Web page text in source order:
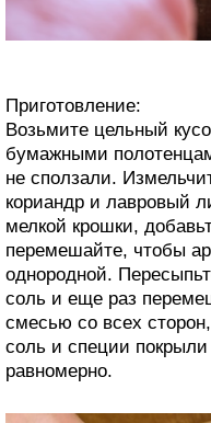
Приготовление:
Возьмите цельный
бумажными
не сползали.
кориандр и лавровый
мелкой крошки,
перемешайте, чтобы
однородной.
соль и еще раз
смесью со всех
соль и специи покрыли
равномерно.